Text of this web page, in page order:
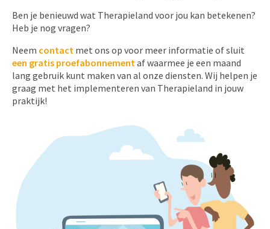
Ben je benieuwd wat Therapieland voor jou kan betekenen?
Heb je nog vragen?
Neem contact met ons op voor meer informatie of sluit
een gratis proefabonnementaf waarmee je een maand
lang gebruik kunt maken van al onze diensten. Wij helpen je
graag met het implementeren van Therapieland in jouw
praktijk!